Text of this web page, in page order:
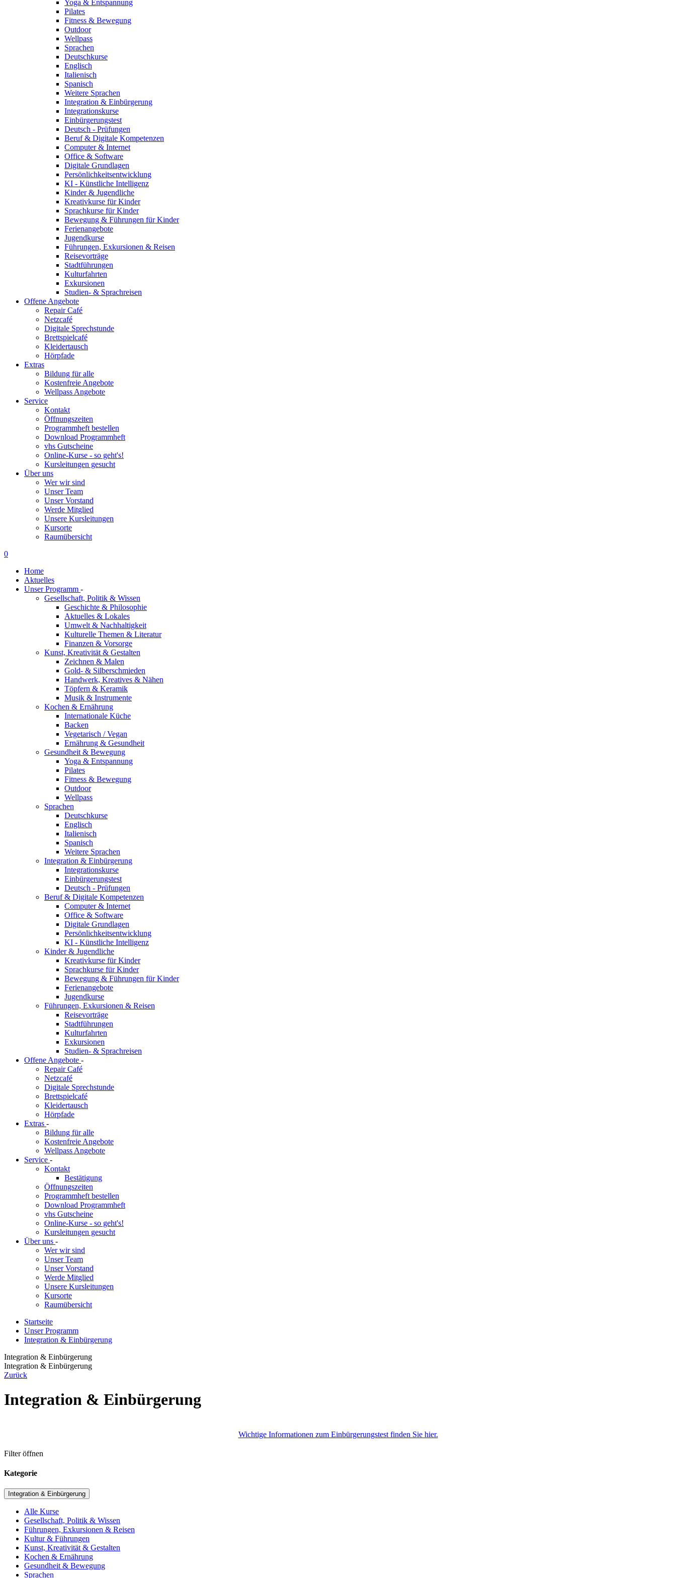
Yoga & Entspannung
Pilates
Fitness & Bewegung
Outdoor
Wellpass
Sprachen
Deutschkurse
Englisch
Italienisch
Spanisch
Weitere Sprachen
Integration & Einbürgerung
Integrationskurse
Einbürgerungstest
Deutsch - Prüfungen
Beruf & Digitale Kompetenzen
Computer & Internet
Office & Software
Digitale Grundlagen
Persönlichkeitsentwicklung
KI - Künstliche Intelligenz
Kinder & Jugendliche
Kreativkurse für Kinder
Sprachkurse für Kinder
Bewegung & Führungen für Kinder
Ferienangebote
Jugendkurse
Führungen, Exkursionen & Reisen
Reisevorträge
Stadtführungen
Kulturfahrten
Exkursionen
Studien- & Sprachreisen
Offene Angebote
Repair Café
Netzcafé
Digitale Sprechstunde
Brettspielcafé
Kleidertausch
Hörpfade
Extras
Bildung für alle
Kostenfreie Angebote
Wellpass Angebote
Service
Kontakt
Öffnungszeiten
Programmheft bestellen
Download Programmheft
vhs Gutscheine
Online-Kurse - so geht's!
Kursleitungen gesucht
Über uns
Wer wir sind
Unser Team
Unser Vorstand
Werde Mitglied
Unsere Kursleitungen
Kursorte
Raumübersicht
0
Home
Aktuelles
Unser Programm -
Gesellschaft, Politik & Wissen
Geschichte & Philosophie
Aktuelles & Lokales
Umwelt & Nachhaltigkeit
Kulturelle Themen & Literatur
Finanzen & Vorsorge
Kunst, Kreativität & Gestalten
Zeichnen & Malen
Gold- & Silberschmieden
Handwerk, Kreatives & Nähen
Töpfern & Keramik
Musik & Instrumente
Kochen & Ernährung
Internationale Küche
Backen
Vegetarisch / Vegan
Ernährung & Gesundheit
Gesundheit & Bewegung
Yoga & Entspannung
Pilates
Fitness & Bewegung
Outdoor
Wellpass
Sprachen
Deutschkurse
Englisch
Italienisch
Spanisch
Weitere Sprachen
Integration & Einbürgerung
Integrationskurse
Einbürgerungstest
Deutsch - Prüfungen
Beruf & Digitale Kompetenzen
Computer & Internet
Office & Software
Digitale Grundlagen
Persönlichkeitsentwicklung
KI - Künstliche Intelligenz
Kinder & Jugendliche
Kreativkurse für Kinder
Sprachkurse für Kinder
Bewegung & Führungen für Kinder
Ferienangebote
Jugendkurse
Führungen, Exkursionen & Reisen
Reisevorträge
Stadtführungen
Kulturfahrten
Exkursionen
Studien- & Sprachreisen
Offene Angebote -
Repair Café
Netzcafé
Digitale Sprechstunde
Brettspielcafé
Kleidertausch
Hörpfade
Extras -
Bildung für alle
Kostenfreie Angebote
Wellpass Angebote
Service -
Kontakt
Bestätigung
Öffnungszeiten
Programmheft bestellen
Download Programmheft
vhs Gutscheine
Online-Kurse - so geht's!
Kursleitungen gesucht
Über uns -
Wer wir sind
Unser Team
Unser Vorstand
Werde Mitglied
Unsere Kursleitungen
Kursorte
Raumübersicht
Startseite
Unser Programm
Integration & Einbürgerung
Integration & Einbürgerung
Integration & Einbürgerung
Zurück
Integration & Einbürgerung
Wichtige Informationen zum Einbürgerungstest finden Sie hier.
Filter öffnen
Kategorie
Integration & Einbürgerung
Alle Kurse
Gesellschaft, Politik & Wissen
Führungen, Exkursionen & Reisen
Kultur & Führungen
Kunst, Kreativität & Gestalten
Kochen & Ernährung
Gesundheit & Bewegung
Sprachen